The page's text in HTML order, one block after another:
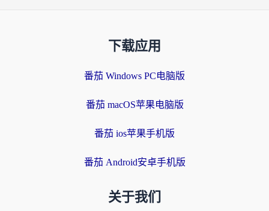
下载应用
番茄 Windows PC电脑版
番茄 macOS苹果电脑版
番茄 ios苹果手机版
番茄 Android安卓手机版
关于我们